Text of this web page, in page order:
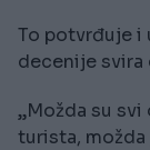
To potvrđuje i
decenije svira
„Možda su
turista,